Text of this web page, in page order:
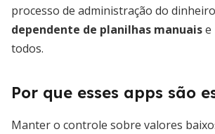
processo de administração do dinheiro
dependente de planilhas manuaise
todos.
Por que esses apps são
Manter o controle sobre valores